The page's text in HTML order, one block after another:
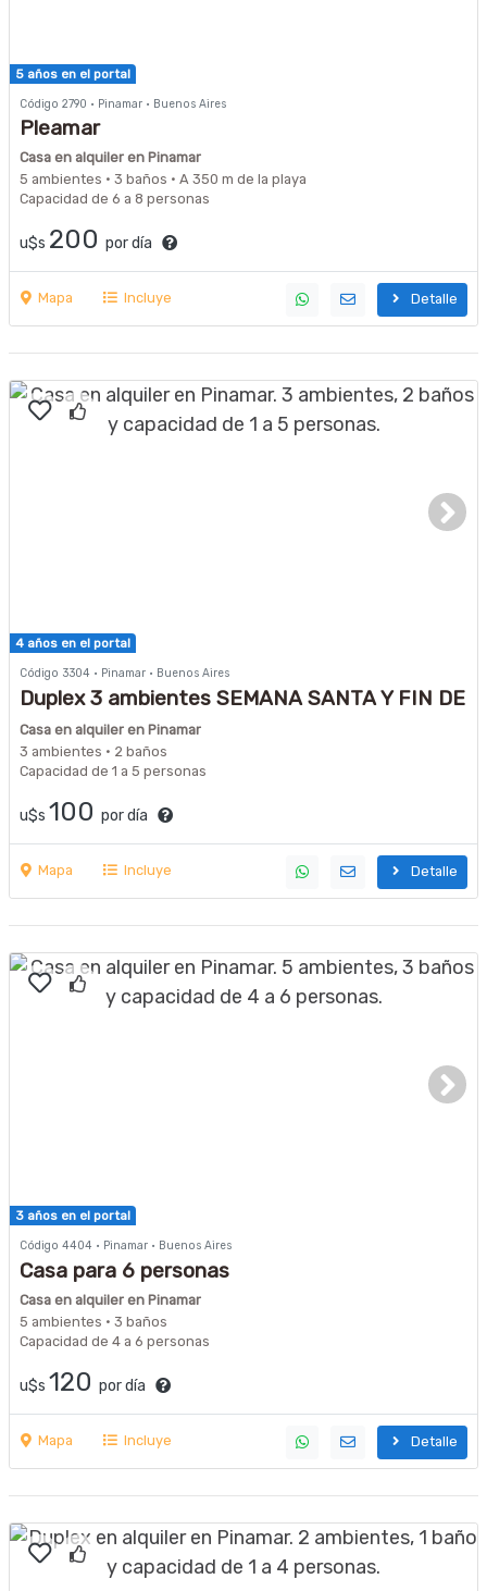
5 años en el portal
Código 2790 · Pinamar · Buenos Aires
Pleamar
Casa en alquiler en Pinamar
5 ambientes · 3 baños · A 350 m de la playa
Capacidad de 6 a 8 personas
u$s 200 por día
Mapa Incluye Detalle
4 años en el portal
Código 3304 · Pinamar · Buenos Aires
Duplex 3 ambientes SEMANA SANTA Y FIN DE
SEMANA LARGOS
Casa en alquiler en Pinamar
3 ambientes · 2 baños
Capacidad de 1 a 5 personas
u$s 100 por día
Mapa Incluye Detalle
3 años en el portal
Código 4404 · Pinamar · Buenos Aires
Casa para 6 personas
Casa en alquiler en Pinamar
5 ambientes · 3 baños
Capacidad de 4 a 6 personas
u$s 120 por día
Mapa Incluye Detalle